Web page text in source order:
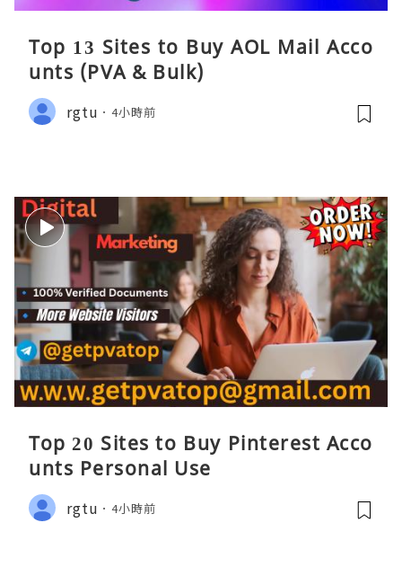
Top 13 Sites to Buy AOL Mail Acco
unts (PVA & Bulk)
rgtu 4小時前
Top 20 Sites to Buy Pinterest Acco
unts Personal Use
rgtu 4小時前